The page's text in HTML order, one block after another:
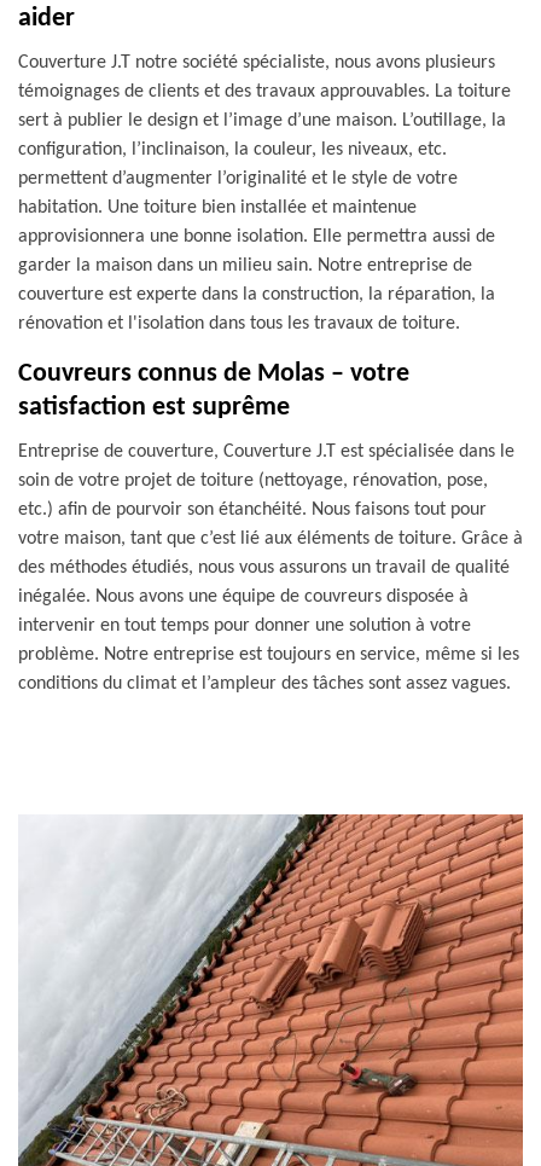
aider
Couverture J.T notre société spécialiste, nous avons plusieurs
témoignages de clients et des travaux approuvables. La toiture
sert à publier le design et l’image d’une maison. L’outillage, la
configuration, l’inclinaison, la couleur, les niveaux, etc.
permettent d’augmenter l’originalité et le style de votre
habitation. Une toiture bien installée et maintenue
approvisionnera une bonne isolation. Elle permettra aussi de
garder la maison dans un milieu sain. Notre entreprise de
couverture est experte dans la construction, la réparation, la
rénovation et l'isolation dans tous les travaux de toiture.
Couvreurs connus de Molas – votre
satisfaction est suprême
Entreprise de couverture, Couverture J.T est spécialisée dans le
soin de votre projet de toiture (nettoyage, rénovation, pose,
etc.) afin de pourvoir son étanchéité. Nous faisons tout pour
votre maison, tant que c’est lié aux éléments de toiture. Grâce à
des méthodes étudiés, nous vous assurons un travail de qualité
inégalée. Nous avons une équipe de couvreurs disposée à
intervenir en tout temps pour donner une solution à votre
problème. Notre entreprise est toujours en service, même si les
conditions du climat et l’ampleur des tâches sont assez vagues.